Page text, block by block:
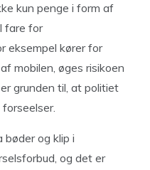
kun penge i form af
fare for
eksempel kører for
mobilen, øges risikoen
grunden til, at politiet
og klip i
og det er